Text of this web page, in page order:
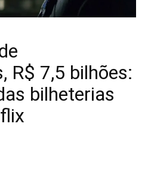
R$ 7,5 bilhões:
bilheterias